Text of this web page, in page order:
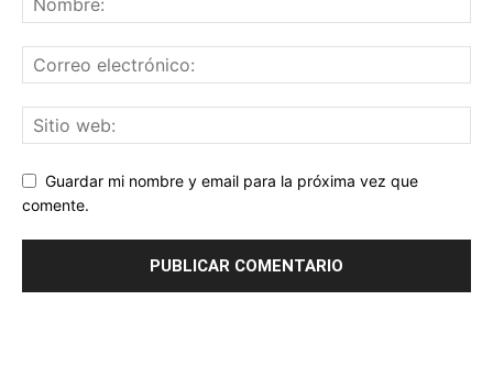
Guardar mi nombre y email para la próxima vez que
comente.